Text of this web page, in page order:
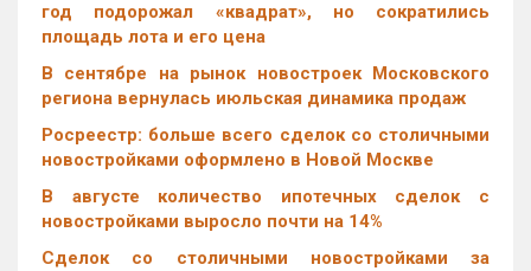
год подорожал «квадрат», но сократились
площадь лота и его цена
В сентябре на рынок новостроек Московского
региона вернулась июльская динамика продаж
Росреестр: больше всего сделок со столичными
новостройками оформлено в Новой Москве
В августе количество ипотечных сделок с
новостройками выросло почти на 14%
Cделок со столичными новостройками за